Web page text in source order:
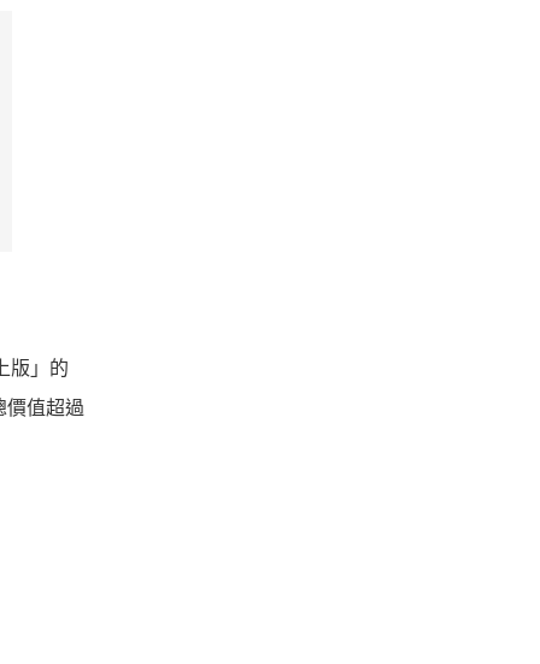
版」的
價值超過